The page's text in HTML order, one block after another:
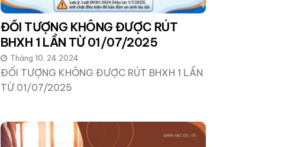
ĐỐI TƯỢNG KHÔNG ĐƯỢC RÚT
BHXH 1 LẦN TỪ 01/07/2025
Tháng 10, 24 2024
ĐỐI TƯỢNG KHÔNG ĐƯỢC RÚT BHXH 1 LẦN
TỪ 01/07/2025